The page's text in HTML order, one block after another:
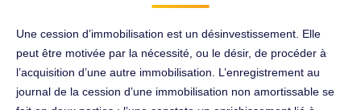
Une cession d’immobilisation est un désinvestissement. Elle
peut être motivée par la nécessité, ou le désir, de procéder à
l’acquisition d’une autre immobilisation. L’enregistrement au
journal de la cession d’une immobilisation non amortissable se